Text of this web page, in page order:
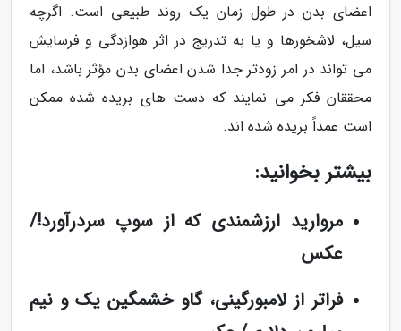
اعضای بدن در طول زمان یک روند طبیعی است. اگرچه
سیل، لاشخورها و یا به تدریج در اثر هوازدگی و فرسایش
می تواند در امر زودتر جدا شدن اعضای بدن مؤثر باشد، اما
محققان فکر می نمایند که دست های بریده شده ممکن
است عمداً بریده شده اند.
بیشتر بخوانید:
مروارید ارزشمندی که از سوپ سردرآورد!/
عکس
فراتر از لامبورگینی، گاو خشمگین یک و نیم